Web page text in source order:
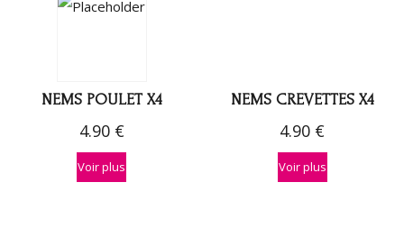
NEMS POULET X4
4.90 €
Voir plus
NEMS CREVETTES X4
4.90 €
Voir plus